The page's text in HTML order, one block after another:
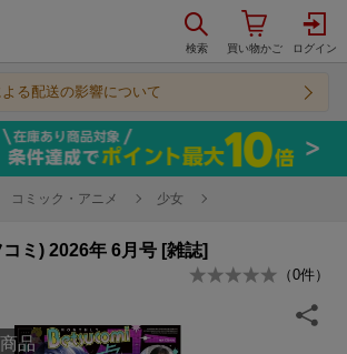
る配送の影響について
コミック・アニメ 少女
ミ) 2026年 6月号 [雑誌]
（0件）
品